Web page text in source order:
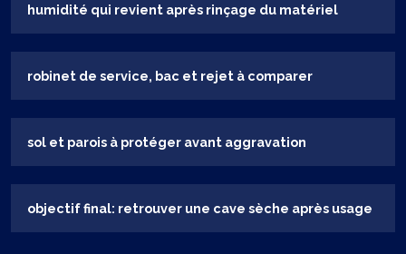
humidité qui revient après rinçage du matériel
robinet de service, bac et rejet à comparer
sol et parois à protéger avant aggravation
objectif final: retrouver une cave sèche après usage